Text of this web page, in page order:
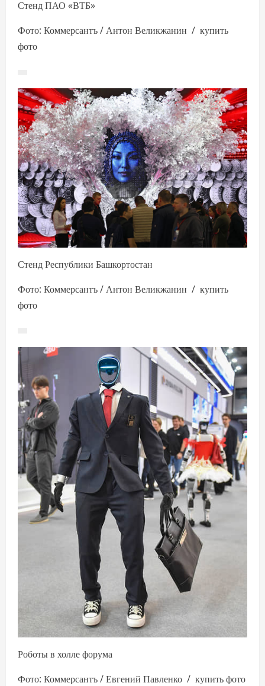
Стенд ПАО «ВТБ»
Фото: Коммерсантъ / Антон Великжанин / купить
фото
Стенд Республики Башкортостан
Фото: Коммерсантъ / Антон Великжанин / купить
фото
Роботы в холле форума
Фото: Коммерсантъ / Евгений Павленко / купить фото